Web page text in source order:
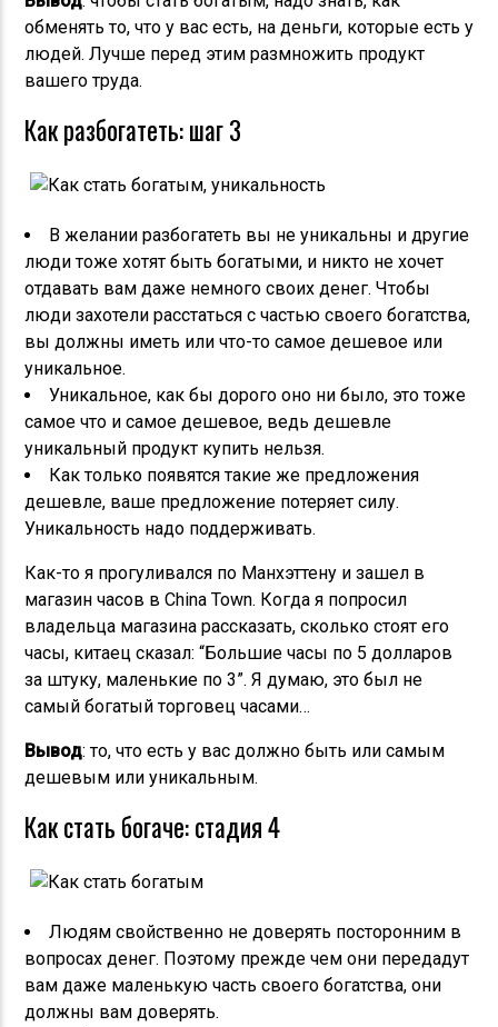
обменять то, что у вас есть, на деньги, которые есть у
людей. Лучше перед этим размножить продукт
вашего труда.
Как разбогатеть: шаг 3
В желании разбогатеть вы не уникальны и другие
люди тоже хотят быть богатыми, и никто не хочет
отдавать вам даже немного своих денег. Чтобы
люди захотели расстаться с частью своего богатства,
вы должны иметь или что-то самое дешевое или
уникальное.
Уникальное, как бы дорого оно ни было, это тоже
самое что и самое дешевое, ведь дешевле
уникальный продукт купить нельзя.
Как только появятся такие же предложения
дешевле, ваше предложение потеряет силу.
Уникальность надо поддерживать.
Как-то я прогуливался по Манхэттену и зашел в
магазин часов в China Town. Когда я попросил
владельца магазина рассказать, сколько стоят его
часы, китаец сказал: “Большие часы по 5 долларов
за штуку, маленькие по 3”. Я думаю, это был не
самый богатый торговец часами…
Вывод: то, что есть у вас должно быть или самым
дешевым или уникальным.
Как стать богаче: стадия 4
Людям свойственно не доверять посторонним в
вопросах денег. Поэтому прежде чем они передадут
вам даже маленькую часть своего богатства, они
должны вам доверять.